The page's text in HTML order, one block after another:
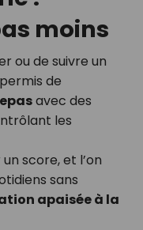
moins
ou de suivre un
de
avec des
les
score, et l’on
sans
apaisée à la